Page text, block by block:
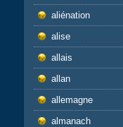
aliénation
alise
allais
allan
allemagne
almanach